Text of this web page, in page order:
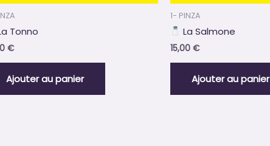
Tonno
€
Ajouter au panier
1- PINZA
La Salmone
15,00 €
Ajouter au panier